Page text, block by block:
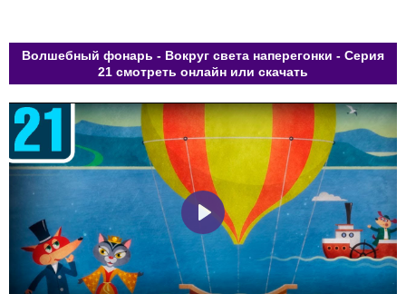
Волшебный фонарь - Вокруг света наперегонки - Серия
21 смотреть онлайн или скачать
Play